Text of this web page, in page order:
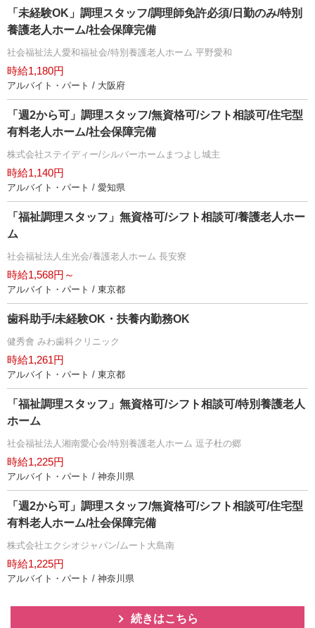
「未経験OK」調理スタッフ/調理師免許必須/日勤のみ/特別
養護老人ホーム/社会保障完備
社会福祉法人愛和福祉会/特別養護老人ホーム 平野愛和
時給1,180円
アルバイト・パート / 大阪府
「週2から可」調理スタッフ/無資格可/シフト相談可/住宅型
有料老人ホーム/社会保障完備
株式会社ステイディー/シルバーホームまつよし城主
時給1,140円
アルバイト・パート / 愛知県
「福祉調理スタッフ」無資格可/シフト相談可/養護老人ホー
ム
社会福祉法人生光会/養護老人ホーム 長安寮
時給1,568円～
アルバイト・パート / 東京都
歯科助手/未経験OK・扶養内勤務OK
健秀會 みわ歯科クリニック
時給1,261円
アルバイト・パート / 東京都
「福祉調理スタッフ」無資格可/シフト相談可/特別養護老人
ホーム
社会福祉法人湘南愛心会/特別養護老人ホーム 逗子杜の郷
時給1,225円
アルバイト・パート / 神奈川県
「週2から可」調理スタッフ/無資格可/シフト相談可/住宅型
有料老人ホーム/社会保障完備
株式会社エクシオジャパン/ムート大島南
時給1,225円
アルバイト・パート / 神奈川県
続きはこちら